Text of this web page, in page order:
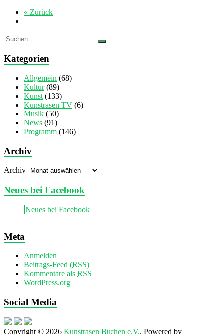
« Zurück
Kategorien
Allgemein (68)
Kultur(89)
Kunst (133)
Kunstrasen TV (6)
Musik (50)
News (91)
Programm (146)
Archiv
Archiv
Neues bei Facebook
Neues bei Facebook
Meta
Anmelden
Beitrags-Feed (RSS)
Kommentare als RSS
WordPress.org
Social Media
Copyright © 2026 Kunstrasen Buchen e.V.. Powered by